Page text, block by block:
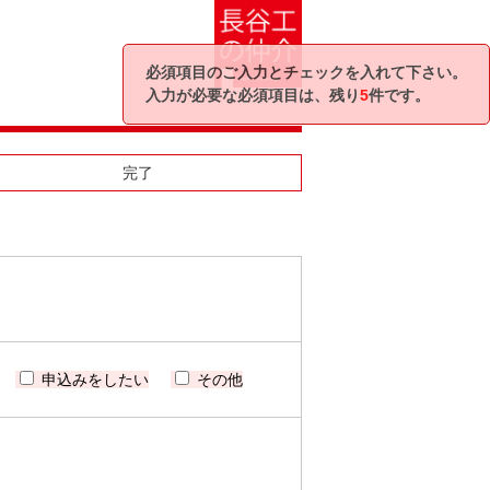
完了
申込みをしたい その他
必須項目のご入力とチェックを入れて下さい。
入力が必要な必須項目は、残り5件です。